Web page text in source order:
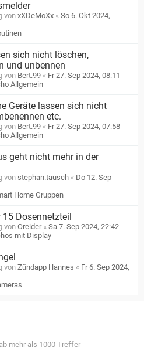
von xXDeMoXx « So 6. Okt 2024,
sich nicht löschen,
und unbennen
von Bert.99 « Fr 27. Sep 2024, 08:11
Allgemein
Geräte lassen sich nicht
etc.
von Bert.99 « Fr 27. Sep 2024, 07:58
Allgemein
geht nicht mehr in der
von stephan.tausch « Do 12. Sep
Home Gruppen
15 Dosennetzteil
von Oreider« Sa 7. Sep 2024, 22:42
mit Display
von Zündapp Hannes « Fr 6. Sep 2024,
mehr als 1000 Treffer